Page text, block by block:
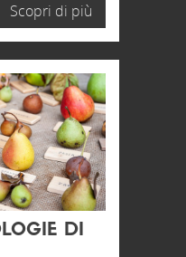
Scopri di più
DI